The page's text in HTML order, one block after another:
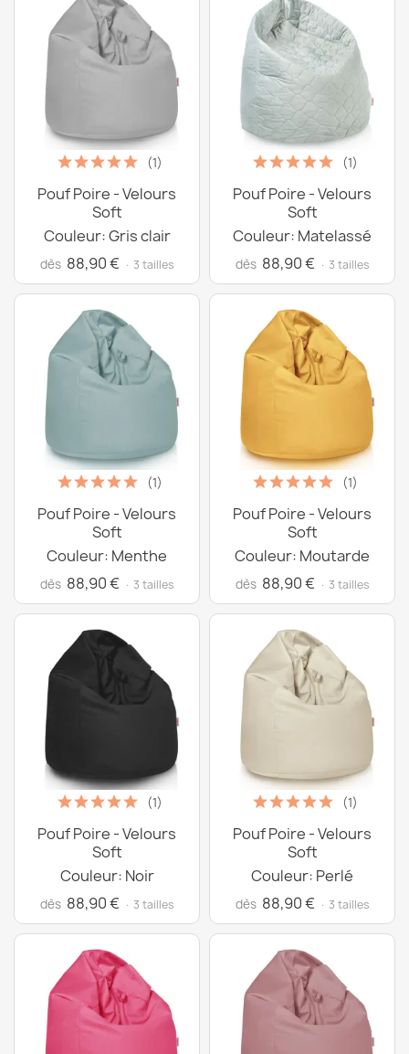
(1)
Pouf Poire - Velours
Soft
Couleur: Gris clair
dès 88,90 € · 3 tailles
(1)
Pouf Poire - Velours
Soft
Couleur: Matelassé
dès 88,90 € · 3 tailles
(1)
Pouf Poire - Velours
Soft
Couleur: Menthe
dès 88,90 € · 3 tailles
(1)
Pouf Poire - Velours
Soft
Couleur: Moutarde
dès 88,90 € · 3 tailles
(1)
Pouf Poire - Velours
Soft
Couleur: Noir
dès 88,90 € · 3 tailles
(1)
Pouf Poire - Velours
Soft
Couleur: Perlé
dès 88,90 € · 3 tailles